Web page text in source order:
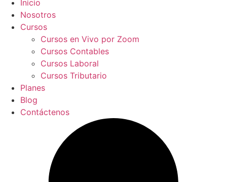
Inicio
Nosotros
Cursos
Cursos en Vivo por Zoom
Cursos Contables
Cursos Laboral
Cursos Tributario
Planes
Blog
Contáctenos